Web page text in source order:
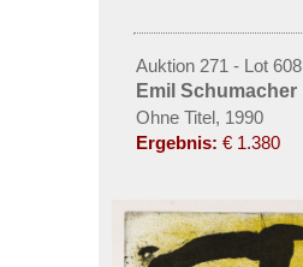
Auktion 271 - Lot 608
Emil Schumacher
Ohne Titel, 1990
Ergebnis: € 1.380